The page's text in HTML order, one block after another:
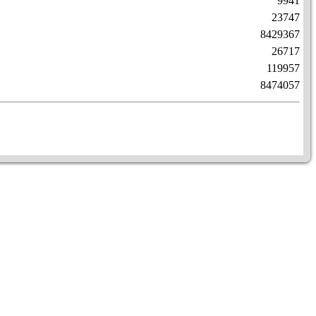
23747
8429367
26717
119957
8474057